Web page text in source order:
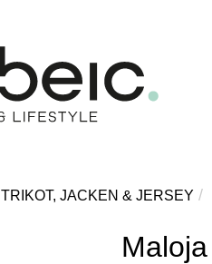
TRIKOT, JACKEN & JERSEY